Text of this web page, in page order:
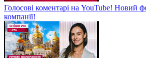
Голосові коментарі на YouTube! Новий
компанії!